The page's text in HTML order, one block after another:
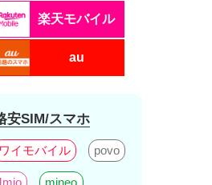
楽天モバイル
au
安SIM/スマホ
ワイモバイル povo
mineo